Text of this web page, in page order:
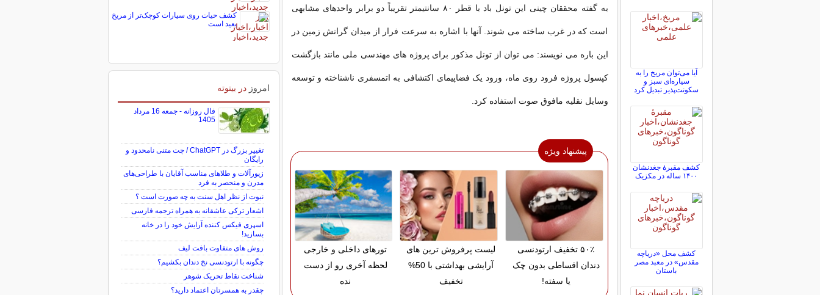
به گفته محققان چینی این تونل باد با قطر ۸۰ سانتیمتر تقریباً دو برابر واحدهای مشابهی
است که در غرب ساخته می شوند. آنها با اشاره به سرعت فرار از میدان گرانش زمین در
این باره می نویسند: می توان از تونل مذکور برای پروژه های مهندسی ملی مانند بازگشت
کپسول پروژه فرود روی ماه، ورود یک فضاپیمای اکتشافی به اتمسفری ناشناخته و توسعه
وسایل نقلیه مافوق صوت استفاده کرد.
پیشنهاد ویژه
۵۰٪ تخفیف ارتودنسی
دندان اقساطی بدون چک
یا سفته!
لیست پرفروش ترین های
آرایشی بهداشتی با 50%
تخفیف
تورهای داخلی و خارجی
لحظه آخری رو از دست
نده
آیا می‌توان مریخ را به
سیاره‌ای سبز و
سکونت‌پذیر تبدیل کرد
کشف مقبرۀ جغدنشان
۱۴۰۰ ساله در مکزیک
کشف محل «دریاچه
مقدس» در معبد مصر
باستان
کشف حیات روی سیارات کوچک‌تر از مریخ
بعید است
امروز در بیتوته
فال روزانه - جمعه 16 مرداد
1405
تغییر بزرگ در ChatGPT / چت متنی نامحدود و
رایگان
زیورآلات و طلاهای مناسب آقایان با طراحی‌های
مدرن و منحصر به فرد
نبوت از نظر اهل سنت به چه صورت است ؟
اشعار ترکی عاشقانه به همراه ترجمه فارسی
اسپری فیکس کننده آرایش خود را در خانه
بسازید!
روش های متفاوت بافت لیف
چگونه با ارتودنسی نخ دندان بکشیم؟
شناخت نقاط تحریک شوهر
چقدر به همسرتان اعتماد دارید؟